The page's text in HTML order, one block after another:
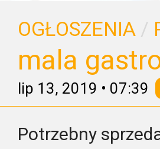
OGŁOSZENIA /
mala
lip 13, 2019 • 07:39
Potrzebny